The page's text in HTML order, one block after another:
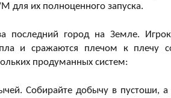
для их полноценного запуска.
последний город на Земле.
и сражаются плечом к плечу
продуманных систем:
Собирайте добычу в пустоши,